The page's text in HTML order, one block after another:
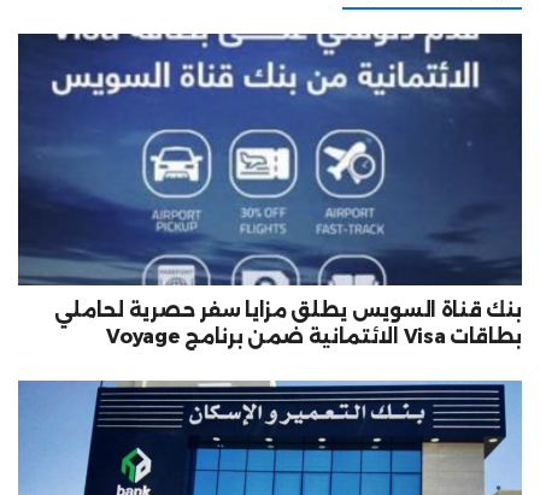
بنك قناة السويس يطلق مزايا سفر حصرية لحاملي
بطاقات Visa الائتمانية ضمن برنامج Voyage